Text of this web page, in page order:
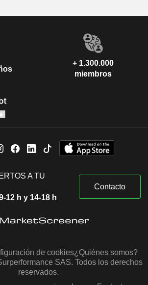
+ 1.300.000
miembros
A TU
12 h y 14-18 h
Contacto
de cookies¿Quiénes somos?
SAS. Todos los derechos
reservados.